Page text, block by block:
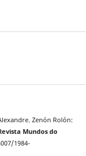
Zenón Rolón:
Mundos do
1984-